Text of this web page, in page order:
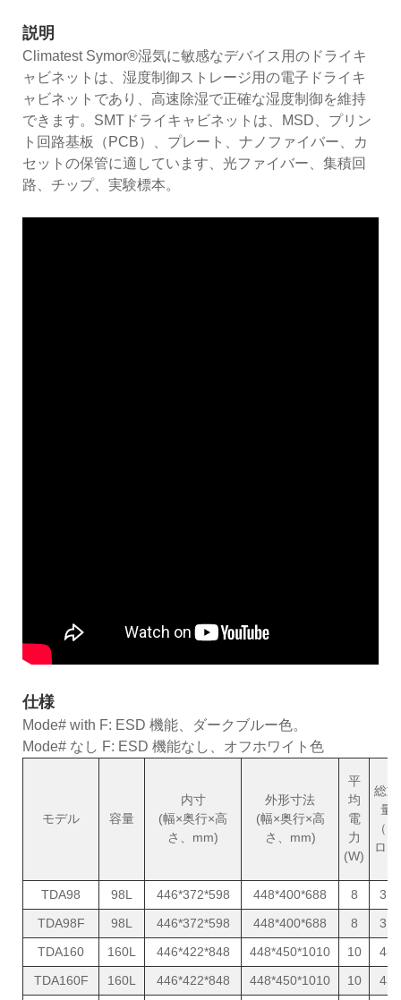
説明
Climatest Symor®湿気に敏感なデバイス用のドライキ
ャビネットは、湿度制御ストレージ用の電子ドライキ
ャビネットであり、高速除湿で正確な湿度制御を維持
できます。SMTドライキャビネットは、MSD、プリン
ト回路基板（PCB）、プレート、ナノファイバー、カ
セットの保管に適しています、光ファイバー、集積回
路、チップ、実験標本。
仕様
Mode# with F: ESD 機能、ダークブルー色。
Mode# なし F: ESD 機能なし、オフホワイト色
モデル 容量
内寸
(幅×奥行×高
さ、mm)
外形寸法
(幅×奥行×高
さ、mm)
平
均
電
力
(W)
総重
量
（キ
ロ）
TDA98 98L 446*372*598 448*400*688 8
31
TDA98F
98L 446*372*598 448*400*688 8
31
TDA160
160L 446*422*848 448*450*1010 10
43
TDA160F
160L 446*422*848 448*450*1010 10
43